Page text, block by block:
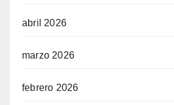
abril 2026
marzo 2026
febrero 2026